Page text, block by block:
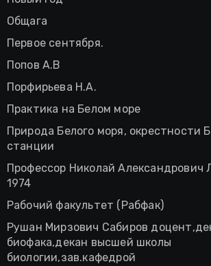
Общага
Первое сентября.
Попов А.В
Порфирьева Н.А.
Практика на Белом море
Природа Белого моря, окрестности
станции
Профессор Николай Александрович
1974
Рабочий факультет (Рабфак)
Рушан Мирзович Сабиров
биофака,декан высшей школы
биологии,зав.кафедрой